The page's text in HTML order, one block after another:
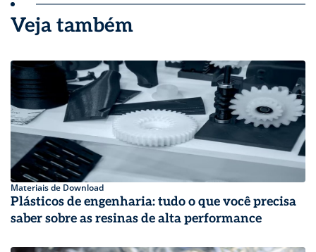
Veja também
Materiais de Download
Plásticos de engenharia: tudo o que você precisa
saber sobre as resinas de alta performance